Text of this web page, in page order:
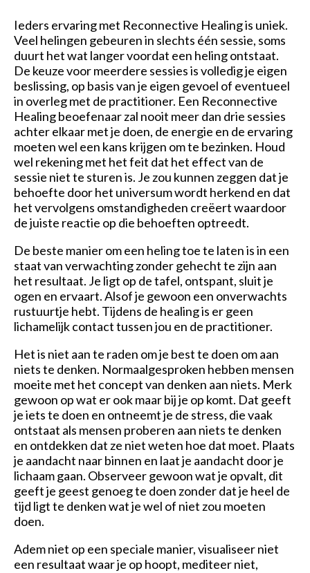
Ieders ervaring met Reconnective Healing is uniek.
Veel helingen gebeuren in slechts één sessie, soms
duurt het wat langer voordat een heling ontstaat.
De keuze voor meerdere sessies is volledig je eigen
beslissing, op basis van je eigen gevoel of eventueel
in overleg met de practitioner. Een Reconnective
Healing beoefenaar zal nooit meer dan drie sessies
achter elkaar met je doen, de energie en de ervaring
moeten wel een kans krijgen om te bezinken. Houd
wel rekening met het feit dat het effect van de
sessie niet te sturen is. Je zou kunnen zeggen dat je
behoefte door het universum wordt herkend en dat
het vervolgens omstandigheden creëert waardoor
de juiste reactie op die behoeften optreedt.
De beste manier om een heling toe te laten is in een
staat van verwachting zonder gehecht te zijn aan
het resultaat. Je ligt op de tafel, ontspant, sluit je
ogen en ervaart. Alsof je gewoon een onverwachts
rustuurtje hebt. Tijdens de healing is er geen
lichamelijk contact tussen jou en de practitioner.
Het is niet aan te raden om je best te doen om aan
niets te denken. Normaalgesproken hebben mensen
moeite met het concept van denken aan niets. Merk
gewoon op wat er ook maar bij je op komt. Dat geeft
je iets te doen en ontneemt je de stress, die vaak
ontstaat als mensen proberen aan niets te denken
en ontdekken dat ze niet weten hoe dat moet. Plaats
je aandacht naar binnen en laat je aandacht door je
lichaam gaan. Observeer gewoon wat je opvalt, dit
geeft je geest genoeg te doen zonder dat je heel de
tijd ligt te denken wat je wel of niet zou moeten
doen.
Adem niet op een speciale manier, visualiseer niet
een resultaat waar je op hoopt, mediteer niet,